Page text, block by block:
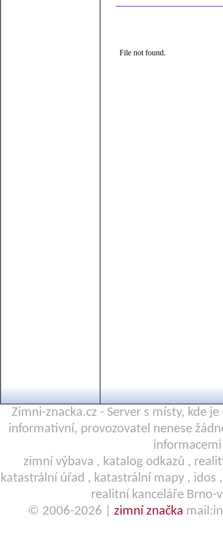
Zimni-znacka.cz - Server s místy, kde
informativní, provozovatel nenese
zimní výbava , katalog odkazů ,
katastrální úřad , katastrální mapy, idos
realitní kanceláře Brno-
© 2006-2026 | zimní značka